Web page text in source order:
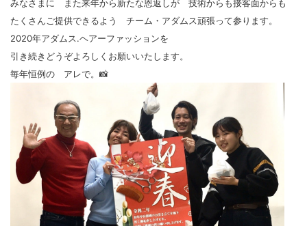
みなさまに また来年から新たな恩返しが 技術からも接客面からも
たくさんご提供できるよう チーム・アダムス頑張って参ります。
2020年アダムス.ヘアーファッションを
引き続きどうぞよろしくお願いいたします。
毎年恒例の アレで。📸